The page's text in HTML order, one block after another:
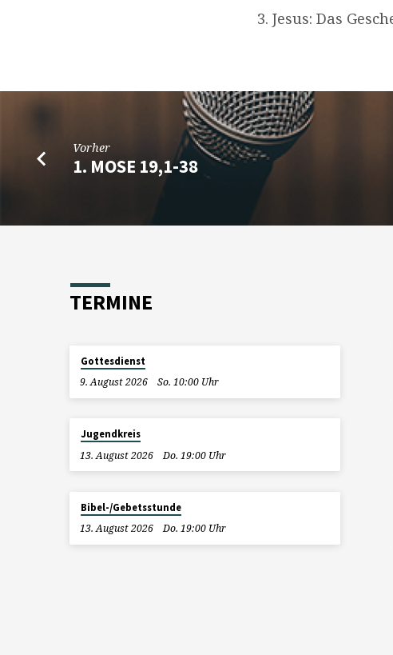
3. Jesus: Das
Vorher
1. MOSE 19,1-38
TERMINE
Gottesdienst
9. August 2026
So. 10:00 Uhr
Jugendkreis
13. August 2026
Do. 19:00 Uhr
Bibel-/Gebetsstunde
13. August 2026
Do. 19:00 Uhr